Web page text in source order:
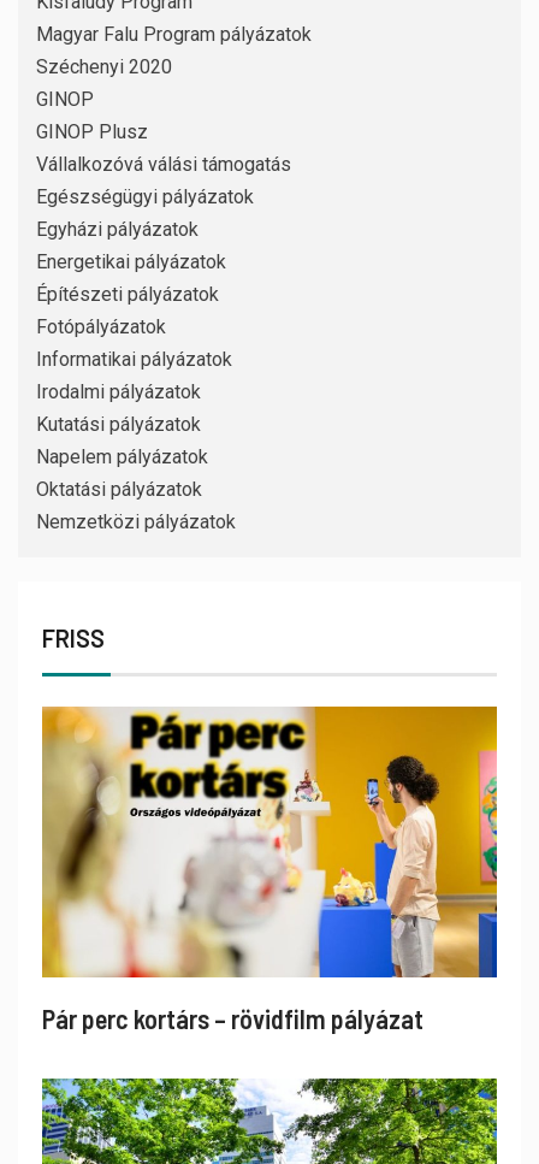
Magyar Falu Program pályázatok
Széchenyi 2020
GINOP
GINOP Plusz
Vállalkozóvá válási támogatás
Egészségügyi pályázatok
Egyházi pályázatok
Energetikai pályázatok
Építészeti pályázatok
Fotópályázatok
Informatikai pályázatok
Irodalmi pályázatok
Kutatási pályázatok
Napelem pályázatok
Oktatási pályázatok
Nemzetközi pályázatok
FRISS
Pár perc kortárs – rövidfilm pályázat